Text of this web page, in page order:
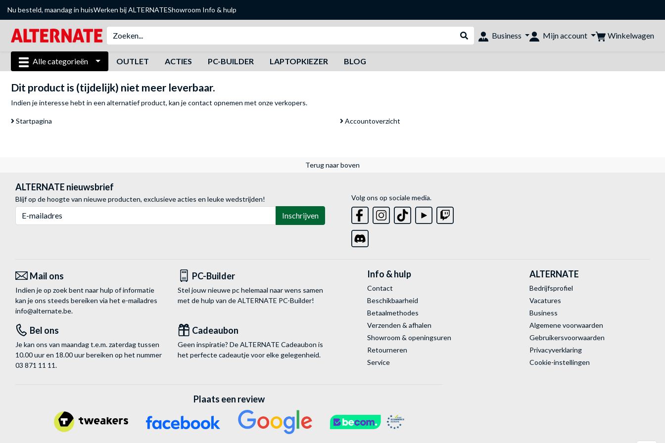
Nu besteld, maandag in huisWerken bij ALTERNATEShowroom Info & hulp
Webshop doorzoeken
Business Mijn account Winkelwagen
Alle categorieën OUTLET ACTIES PC-BUILDER LAPTOPKIEZER BLOG
Dit product is (tijdelijk) niet meer leverbaar.
Indien je interesse hebt in een alternatief product, kan jecontact opnemen met onze verkopers.
Startpagina Accountoverzicht
Terug naar boven
ALTERNATE nieuwsbrief
Blijf op de hoogte van nieuwe producten, exclusieve acties en leuke wedstrijden!
Inschrijven
Volg ons op sociale media.
Mail ons
Indien je op zoek bent naar hulp of informatie
kan je ons steeds bereiken via het e-mailadres
info@alternate.be.
PC-Builder
Stel jouw nieuwe pc helemaal naar wens samen
met de hulp van de ALTERNATE PC-Builder!
Bel ons
Je kan ons van maandag t.e.m. zaterdag tussen
10.00 uur en 18.00 uur bereiken op het nummer
03 871 11 11.
Cadeaubon
Geen inspiratie? De ALTERNATE Cadeaubon is
het perfecte cadeautje voor elke gelegenheid.
Info & hulp
Contact
Beschikbaarheid
Betaalmethodes
Verzenden & afhalen
Showroom & openingsuren
Retourneren
Service
ALTERNATE
Bedrijfsprofiel
Vacatures
Business
Algemene voorwaarden
Gebruikersvoorwaarden
Privacyverklaring
Cookie-instellingen
Plaats een review